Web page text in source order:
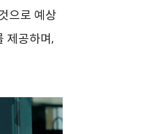
으로 예상
제공하며,